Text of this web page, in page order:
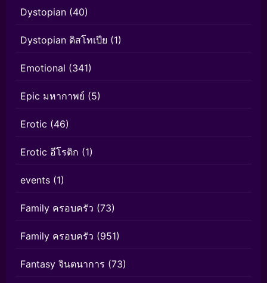
Dystopian (40)
Dystopian ดิสโทเปีย (1)
Emotional (341)
Epic มหากาพย์ (5)
Erotic (46)
Erotic อีโรติก (1)
events (1)
Family ครอบครัว (73)
Family ครอบครัว (951)
Fantasy จินตนาการ (73)